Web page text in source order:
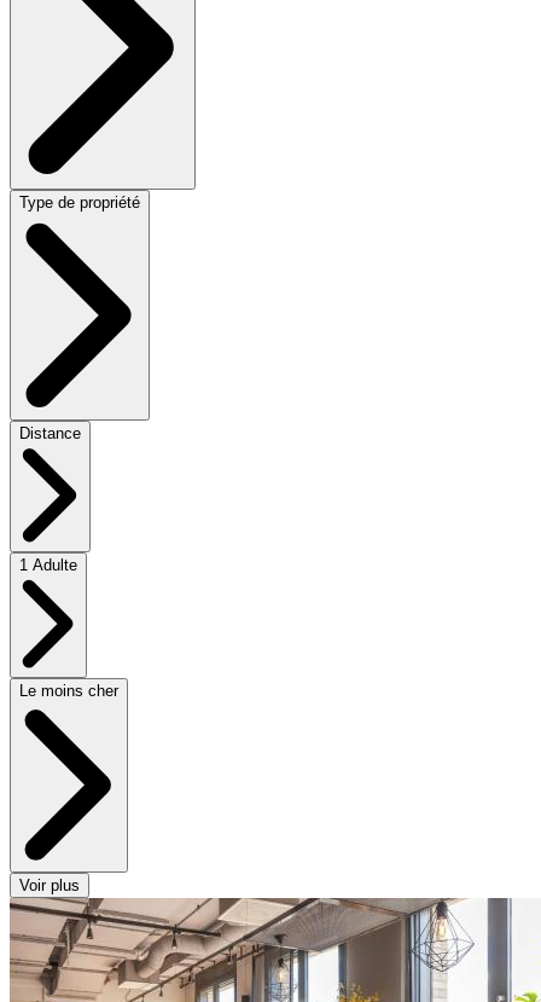
Type de propriété
Distance
1 Adulte
Le moins cher
Voir plus